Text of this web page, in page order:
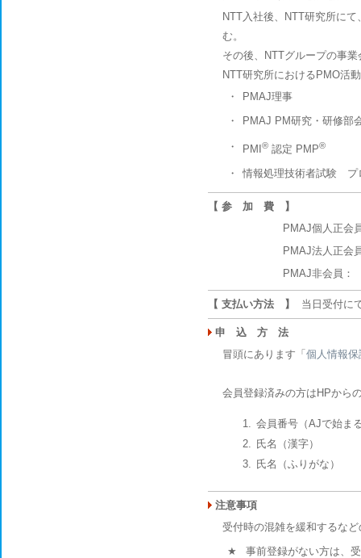
NTT入社後、NTT研究所に
む。
その後、NTTグループの事
NTT研究所におけるPMO活
・
PMAJ理事
・
PMAJ PM研究・研修部
・ PMI ® 認定 PMP®
・ 情報処理技術者試験 プ
【 参 加 費 】
PMAJ個人正会
PMAJ法人正会
PMAJ非会員：
【 支払い方法 】 当日受付に
申 込 方 法
冒頭にあります「 個人情報
会員登録済みの方はHPから
会員番号（AJで始ま
氏名（漢字）
氏名（ふりがな）
注意事項
受付時の混雑を緩和するな
★
事前登録がない方は、